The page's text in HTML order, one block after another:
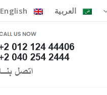
العربية English